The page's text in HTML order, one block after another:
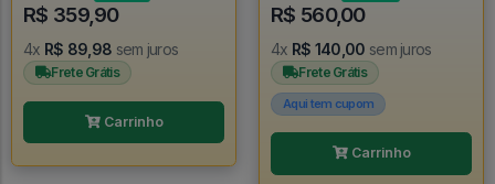
R$ 359,90
4x R$ 89,98 sem juros
Frete Grátis
Carrinho
R$ 560,00
4x R$ 140,00 sem juros
Frete Grátis
Aqui tem cupom
Carrinho